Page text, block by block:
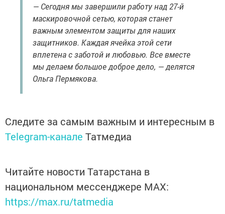
— Сегодня мы завершили работу над 27-й
маскировочной сетью, которая станет
важным элементом защиты для наших
защитников. Каждая ячейка этой сети
вплетена с заботой и любовью. Все вместе
мы делаем большое доброе дело, — делятся
Ольга Пермякова.
Следите за самым важным и интересным в
Telegram-канале Татмедиа
Читайте новости Татарстана в
национальном мессенджере MАХ:
https://max.ru/tatmedia